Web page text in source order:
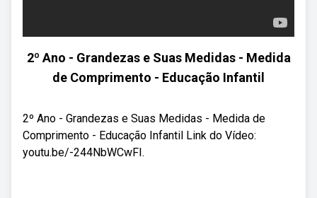
2º Ano - Grandezas e Suas Medidas - Medida
de Comprimento - Educação Infantil
2º Ano - Grandezas e Suas Medidas - Medida de
Comprimento - Educação Infantil Link do Vídeo:
youtu.be/-244NbWCwFI.